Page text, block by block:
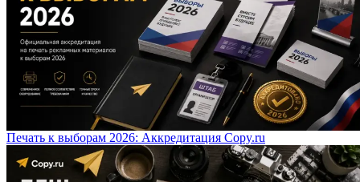
Печать к выборам 2026: Аккредитация Copy.ru